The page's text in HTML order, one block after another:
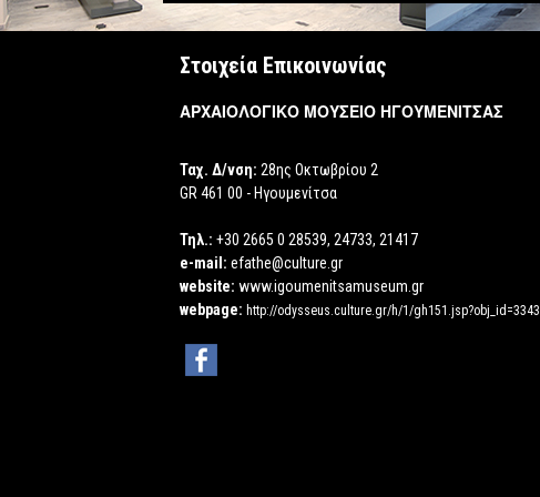
Στοιχεία Επικοινωνίας
ΑΡΧΑΙΟΛΟΓΙΚΟ ΜΟΥΣΕΙΟ ΗΓΟΥΜΕΝΙΤΣΑΣ
Ταχ. Δ/νση: 28ης Οκτωβρίου 2
GR 461 00 - Ηγουμενίτσα
Τηλ.: +30 2665 0 28539, 24733, 21417
e-mail: efathe@culture.gr
website: www.igoumenitsamuseum.gr
webpage: http://odysseus.culture.gr/h/1/gh151.jsp?obj_id=3343